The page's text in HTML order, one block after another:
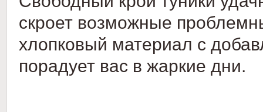
скроет возможные
хлопковый материал с
порадует вас в жаркие дни.